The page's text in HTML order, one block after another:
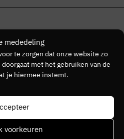
mededeling
te zorgen dat onze website zo
met het gebruiken van de
je hiermee instemt.
voorkeuren